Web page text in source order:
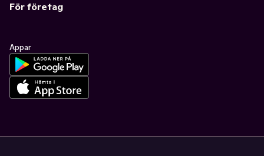
För företag
Appar